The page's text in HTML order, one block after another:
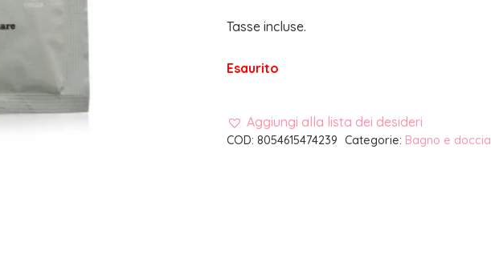
Tasse incluse.
Esaurito
Aggiungi alla lista dei desideri
COD: 8054615474239 Categorie: Bagno e doccia